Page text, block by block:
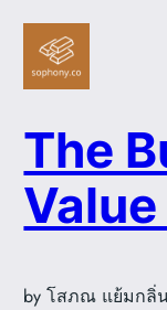
Skip
content
The
by โสภณ แย้มกลิ่